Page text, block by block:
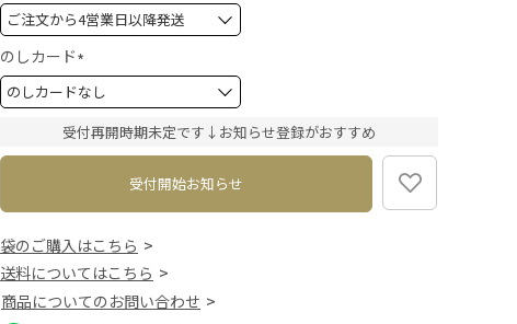
(
必
)
のしカード
(
必
須
受付再開時期未定です↓お知らせ登録がおすすめ
受付開始お知らせ
袋のご購入はこちら
送料についてはこちら
商品についてのお問い合わせ